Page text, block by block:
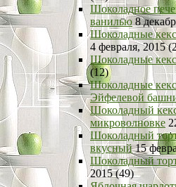
Шоколадное
ванилью8
Шоколадные
4 февраля, 2015
Шоколадные
(12)
Шоколадные
Эйфелевой
Шоколадный
микроволновке
Шоколадный
вкусный15
Шоколадный
2015 (49)